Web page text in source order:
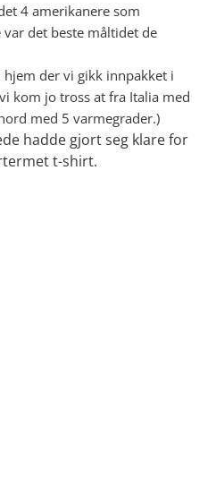
4 amerikanere som
var det beste måltidet de
der vi gikk innpakket i
kom jo tross at fra Italia med
med 5 varmegrader.)
hadde gjort seg klare for
t-shirt.